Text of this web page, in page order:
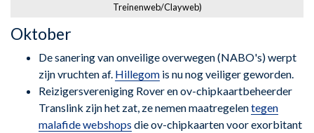
Treinenweb/Clayweb)
Oktober
De sanering van onveilige overwegen (NABO's) werpt
zijn vruchten af. Hillegom is nu nog veiliger geworden.
Reizigersvereniging Rover en ov-chipkaartbeheerder
Translink zijn het zat, ze nemen maatregelentegen
malafide webshops die ov-chipkaarten voor exorbitant